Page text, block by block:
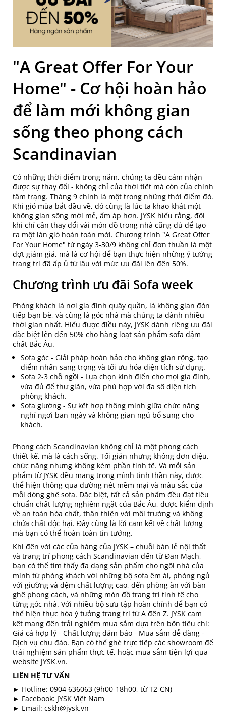
"A Great Offer For Your
Home" - Cơ hội hoàn hảo
để làm mới không gian
sống theo phong cách
Scandinavian
Có những thời điểm trong năm, chúng ta đều cảm nhận
được sự thay đổi - không chỉ của thời tiết mà còn của chính
tâm trạng. Tháng 9 chính là một trong những thời điểm đó.
Khi gió mùa bắt đầu về, đó cũng là lúc ta khao khát một
không gian sống mới mẻ, ấm áp hơn. JYSK hiểu rằng, đôi
khi chỉ cần thay đổi vài món đồ trong nhà cũng đủ để tạo
ra một làn gió hoàn toàn mới. Chương trình "A Great Offer
For Your Home" từ ngày 3-30/9 không chỉ đơn thuần là một
đợt giảm giá, mà là cơ hội để bạn thực hiện những ý tưởng
trang trí đã ấp ủ từ lâu với mức ưu đãi lên đến 50%.
Chương trình ưu đãi Sofa week
Phòng khách là nơi gia đình quây quần, là không gian đón
tiếp bạn bè, và cũng là góc nhà mà chúng ta dành nhiều
thời gian nhất. Hiểu được điều này, JYSK dành riêng ưu đãi
đặc biệt lên đến 50% cho hàng loạt sản phẩm sofa đậm
chất Bắc Âu.
Sofa góc - Giải pháp hoàn hảo cho không gian rộng, tạo
điểm nhấn sang trọng và tối ưu hóa diện tích sử dụng.
Sofa 2-3 chỗ ngồi - Lựa chọn kinh điển cho mọi gia đình,
vừa đủ để thư giãn, vừa phù hợp với đa số diện tích
phòng khách.
Sofa giường - Sự kết hợp thông minh giữa chức năng
nghỉ ngơi ban ngày và không gian ngủ bổ sung cho
khách.
Phong cách Scandinavian không chỉ là một phong cách
thiết kế, mà là cách sống. Tối giản nhưng không đơn điệu,
chức năng nhưng không kém phần tinh tế. Và mỗi sản
phẩm từ JYSK đều mang trong mình tinh thần này, được
thể hiện thông qua đường nét mềm mại và màu sắc của
mỗi dòng ghế sofa. Đặc biệt, tất cả sản phẩm đều đạt tiêu
chuẩn chất lượng nghiêm ngặt của Bắc Âu, được kiểm định
về an toàn hóa chất, thân thiện với môi trường và không
chứa chất độc hại. Đây cũng là lời cam kết về chất lượng
mà bạn có thể hoàn toàn tin tưởng.
Khi đến với các cửa hàng của JYSK – chuỗi bán lẻ nội thất
và trang trí phong cách Scandinavian đến từ Đan Mạch,
bạn có thể tìm thấy đa dạng sản phẩm cho ngôi nhà của
mình từ phòng khách với những bộ sofa êm ái, phòng ngủ
với giường và đệm chất lượng cao, đến phòng ăn với bàn
ghế phong cách, và những món đồ trang trí tinh tế cho
từng góc nhà. Với nhiều bộ sưu tập hoàn chỉnh để bạn có
thể hiện thực hóa ý tưởng trang trí từ A đến Z. JYSK cam
kết mang đến trải nghiệm mua sắm dựa trên bốn tiêu chí:
Giá cả hợp lý - Chất lượng đảm bảo - Mua sắm dễ dàng -
Dịch vụ chu đáo. Bạn có thể ghé trực tiếp các showroom để
trải nghiệm sản phẩm thực tế, hoặc mua sắm tiện lợi qua
website JYSK.vn.
LIÊN HỆ TƯ VẤN
► Hotline: 0904 636063 (9h00-18h00, từ T2-CN)
► Facebook: JYSK Việt Nam
► Email: cskh@jysk.vn